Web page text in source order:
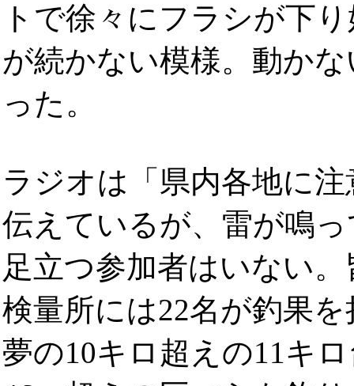
トで徐々にフラシが下
が続かない模様。動か
った。
ラジオは「県内各地に
伝えているが、雷が鳴
足立つ参加者はいない
検量所には22名が釣果
夢の10キロ超えの11キ